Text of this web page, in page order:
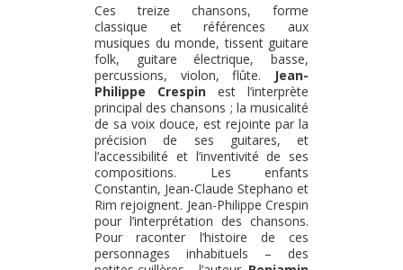
Ces treize chansons, forme
classique et références aux
musiques du monde, tissent guitare
folk, guitare électrique, basse,
percussions, violon, flûte.
Jean-
Philippe Crespin est l’interprète
principal des chansons ; la musicalité
de sa voix douce, est rejointe par la
précision de ses guitares, et
l’accessibilité et l’inventivité de ses
compositions. Les enfants
Constantin, Jean-Claude Stephano et
Rim rejoignent. Jean-Philippe Crespin
pour l’interprétation des chansons.
Pour raconter l’histoire de ces
personnages inhabituels – des